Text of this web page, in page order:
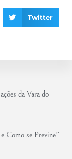
da Vara do
Como se Previne”
Twitter